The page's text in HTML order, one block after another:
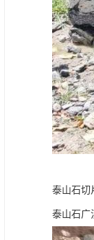
泰山石切
泰山石广